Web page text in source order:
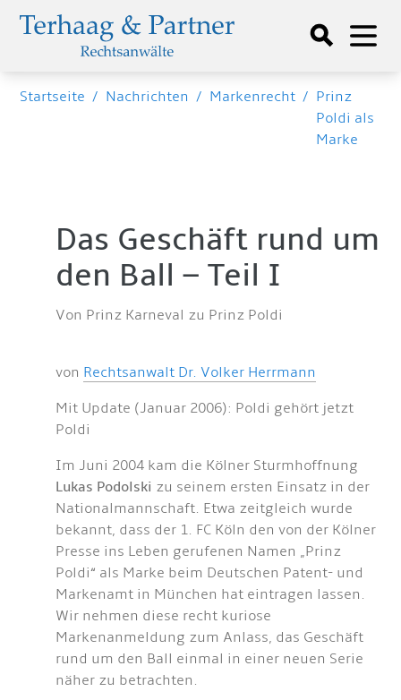
Startseite / Nachrichten / Markenrecht / Prinz
Poldi als
Marke
Das Geschäft rund um
den Ball – Teil I
Von Prinz Karneval zu Prinz Poldi
von Rechtsanwalt Dr. Volker Herrmann
Mit Update (Januar 2006): Poldi gehört jetzt
Poldi
Im Juni 2004 kam die Kölner Sturmhoffnung
Lukas Podolski zu seinem ersten Einsatz in der
Nationalmannschaft. Etwa zeitgleich wurde
bekannt, dass der 1. FC Köln den von der Kölner
Presse ins Leben gerufenen Namen „Prinz
Poldi“ als Marke beim Deutschen Patent- und
Markenamt in München hat eintragen lassen.
Wir nehmen diese recht kuriose
Markenanmeldung zum Anlass, das Geschäft
rund um den Ball einmal in einer neuen Serie
näher zu betrachten.